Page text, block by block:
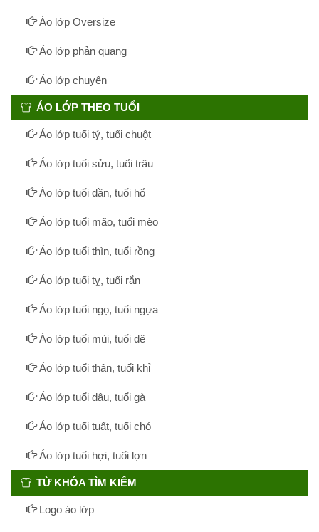
Áo lớp Oversize
Áo lớp phản quang
Áo lớp chuyên
ÁO LỚP THEO TUỔI
Áo lớp tuổi tý, tuổi chuột
Áo lớp tuổi sửu, tuổi trâu
Áo lớp tuổi dần, tuổi hổ
Áo lớp tuổi mão, tuổi mèo
Áo lớp tuổi thìn, tuổi rồng
Áo lớp tuổi tỵ, tuổi rắn
Áo lớp tuổi ngọ, tuổi ngựa
Áo lớp tuổi mùi, tuổi dê
Áo lớp tuổi thân, tuổi khỉ
Áo lớp tuổi dậu, tuổi gà
Áo lớp tuổi tuất, tuổi chó
Áo lớp tuổi hợi, tuổi lợn
TỪ KHÓA TÌM KIẾM
Logo áo lớp